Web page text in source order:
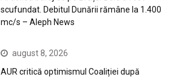
scufundat. Debitul Dunării rămâne la 1.400
mc/s – Aleph News
august 8, 2026
AUR critică optimismul Coaliției după